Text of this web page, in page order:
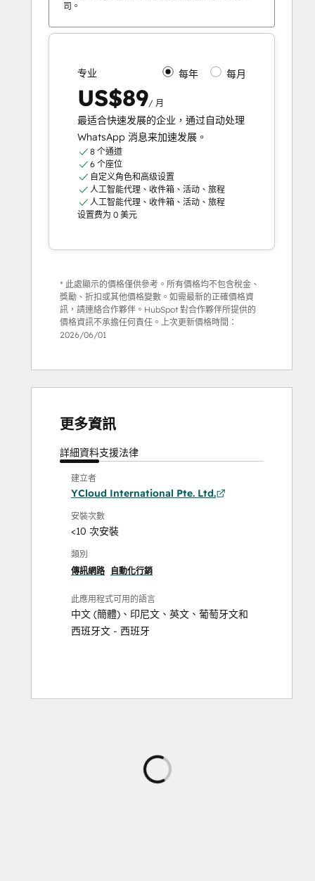
司。
专业 每年 每月
US$89/ 月
最适合快速发展的企业，通过自动处理
WhatsApp 消息来加速发展。
8 个通道
6 个座位
自定义角色和高级设置
人工智能代理、收件箱、活动、旅程
人工智能代理、收件箱、活动、旅程
设置费为 0 美元
* 此處顯示的價格僅供參考。所有價格均不包含稅金、
獎勵、折扣或其他價格變數。如需最新的正確價格資
訊，請連絡合作夥伴。HubSpot 對合作夥伴所提供的
價格資訊不承擔任何責任。上次更新價格時間：
2026/06/01
更多資訊
詳細資料支援法律
建立者
YCloud International Pte. Ltd.
安裝次數
<10 次安裝
類別
傳訊網路
自動化行銷
此應用程式可用的語言
中文 (簡體) 、 印尼文 、 英文 、 葡萄牙文和
西班牙文 - 西班牙
正
在